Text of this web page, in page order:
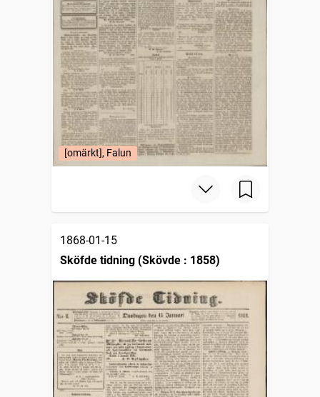
[omärkt], Falun
1868-01-15
Sköfde tidning (Skövde : 1858)